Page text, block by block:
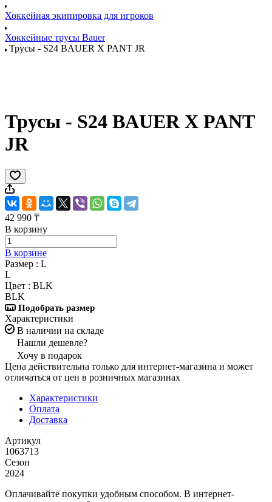
Хоккейная экипировка для игроков
Хоккейные трусы Bauer
Трусы - S24 BAUER X PANT JR
Трусы - S24 BAUER X PANT
JR
42 990 ₸
В корзину
В корзине
Размер : L
L
Цвет : BLK
BLK
Подобрать размер
Характеристики
В наличии на складе
Нашли дешевле?
Хочу в подарок
Цена действительна только для интернет-магазина и может
отличаться от цен в розничных магазинах
Характеристики
Оплата
Доставка
Артикул
1063713
Сезон
2024
Оплачивайте покупки удобным способом. В интернет-